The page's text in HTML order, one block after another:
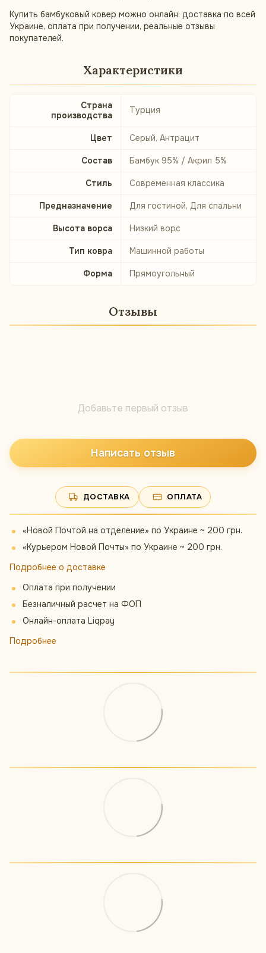
Купить бамбуковый ковер можно онлайн: доставка по всей
Украине, оплата при получении, реальные отзывы
покупателей.
Характеристики
Страна
производства
Турция
Цвет Серый, Антрацит
Состав Бамбук 95% / Акрил 5%
Стиль Современная классика
Предназначение Для гостиной, Для спальни
Высота ворса Низкий ворс
Тип ковра Машинной работы
Форма Прямоугольный
Отзывы
Добавьте первый отзыв
Написать отзыв
ДОСТАВКА ОПЛАТА
«Новой Почтой на отделение» по Украине ~ 200 грн.
«Курьером Новой Почты» по Украине ~ 200 грн.
Подробнее о доставке
Оплата при получении
Безналичный расчет на ФОП
Онлайн-оплата Liqpay
Подробнее